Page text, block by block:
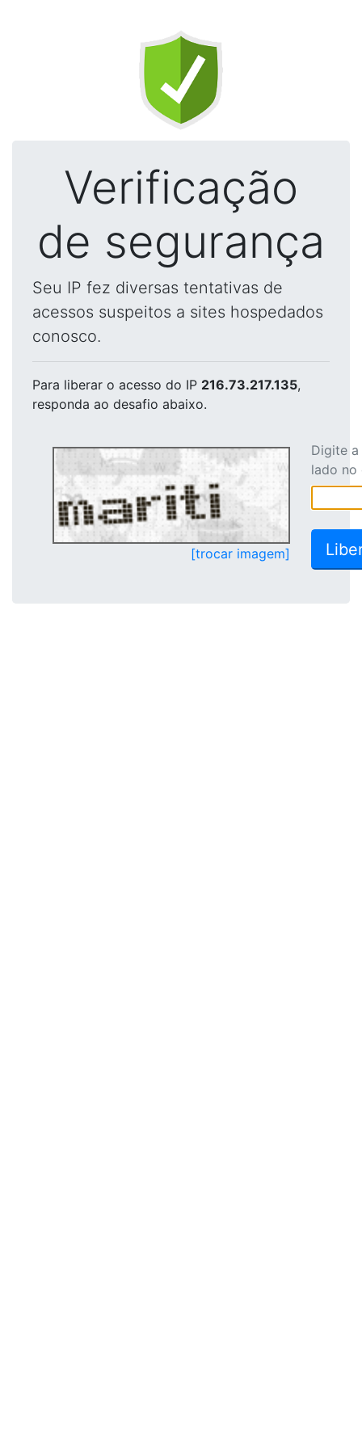
Verificação
de segurança
Seu IP fez diversas tentativas de
acessos suspeitos a sites hospedados
conosco.
Para liberar o acesso do IP 216.73.217.135,
responda ao desafio abaixo.
[trocar imagem]
Digite
lado no